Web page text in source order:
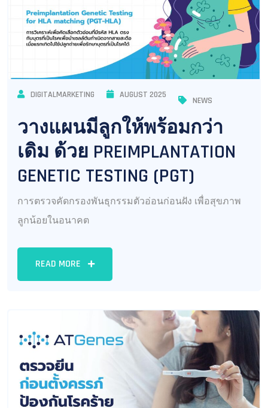
DIGITALMARKETING AUGUST 2025
NEWS
วางแผนมีลูกให้พร้อมกว่า
เดิม ด้วย PREIMPLANTATION
GENETIC TESTING (PGT)
การตรวจคัดกรองพันธุกรรมตัวอ่อนก่อนฝัง เพื่อสุขภาพ
ลูกน้อยในอนาคต
READ MORE